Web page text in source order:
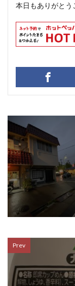
本日もありがとう
Prev